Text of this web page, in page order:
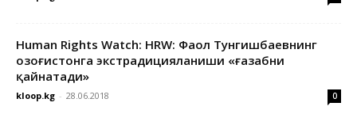
Human Rights Watch: HRW: Фаол Тунгишбаевнинг
Қозоғистонга экстрадицияланиши «ғазабни
қайнатади»
kloop.kg - 28.06.2018 0